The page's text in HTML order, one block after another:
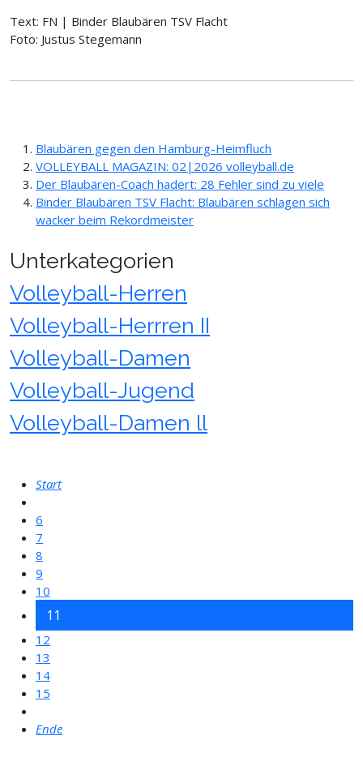
Text: FN | Binder Blaubären TSV Flacht
Foto: Justus Stegemann
Blaubären gegen den Hamburg-Heimfluch
VOLLEYBALL MAGAZIN: 02|2026 volleyball.de
Der Blaubären-Coach hadert: 28 Fehler sind zu viele
Binder Blaubären TSV Flacht: Blaubären schlagen sich
wacker beim Rekordmeister
Unterkategorien
Volleyball-Herren
Volleyball-Herrren II
Volleyball-Damen
Volleyball-Jugend
Volleyball-Damen ll
Start
6
7
8
9
10
11
12
13
14
15
Ende